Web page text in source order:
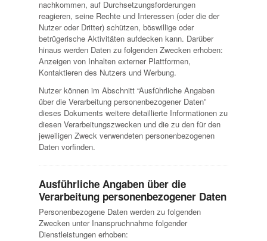
nachkommen, auf Durchsetzungsforderungen
reagieren, seine Rechte und Interessen (oder die der
Nutzer oder Dritter) schützen, böswillige oder
betrügerische Aktivitäten aufdecken kann. Darüber
hinaus werden Daten zu folgenden Zwecken erhoben:
Anzeigen von Inhalten externer Plattformen,
Kontaktieren des Nutzers und Werbung.
Nutzer können im Abschnitt “Ausführliche Angaben
über die Verarbeitung personenbezogener Daten”
dieses Dokuments weitere detaillierte Informationen zu
diesen Verarbeitungszwecken und die zu den für den
jeweiligen Zweck verwendeten personenbezogenen
Daten vorfinden.
Ausführliche Angaben über die
Verarbeitung personenbezogener Daten
Personenbezogene Daten werden zu folgenden
Zwecken unter Inanspruchnahme folgender
Dienstleistungen erhoben: